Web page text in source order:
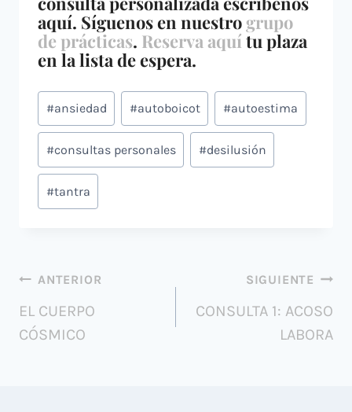
aquí. Síguenos en nuestro grupo
de prácticas. Reserva aquí tu plaza
en la lista de espera.
#ansiedad #autoboicot #autoestima
#consultas personales #desilusión
#tantra
ANTERIOR
EL CUERPO
CÓSMICO
SIGUIENTE
CONSULTA 1: ACOSO
LABORA